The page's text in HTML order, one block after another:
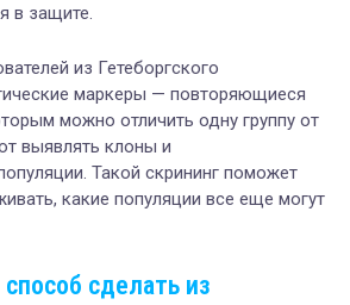
в защите.
из Гетеборгского
маркеры — повторяющиеся
можно отличить одну группу от
выявлять клоны и
Такой скрининг поможет
какие популяции все еще могут
сделать из